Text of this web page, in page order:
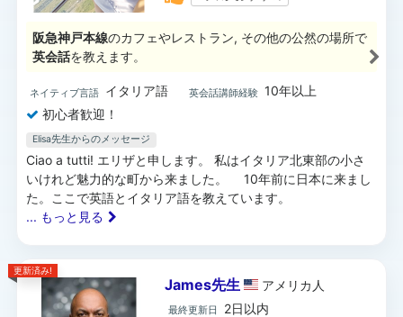
阪急神戸本線のカフェやレストラン, その他の公然の場所で
英会話を教えます。
ネイティブ言語 イタリア語 英会話講師経験 10年以上
初心者歓迎！
Elisa先生からのメッセージ
Ciao a tutti! エリザと申します。 私はイタリア北東部の小さ
いけれど魅力的な町から来ました。 10年前に日本に来まし
た。ここで英語とイタリア語を教えています。
... もっと見る
更新済み!
James先生 アメリカ 人
最終更新日 2日以内